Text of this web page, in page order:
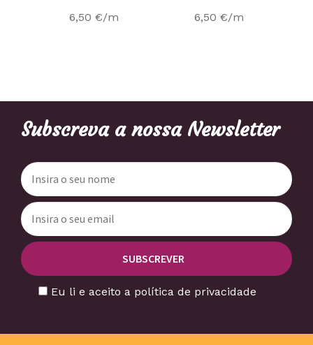
6,50 €/m 6,50 €/m
Subscreva a nossa Newsletter
Eu li e aceito a política de privacidade